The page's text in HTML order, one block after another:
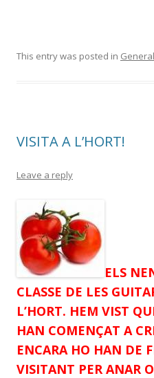
This entry was posted in General
VISITA A L’HORT!
Leave a reply
ELS
CLASSE DE LES
L’HORT. HEM VIST
HAN COMENÇAT A
ENCARA HO HAN DE
VISITANT PER ANAR